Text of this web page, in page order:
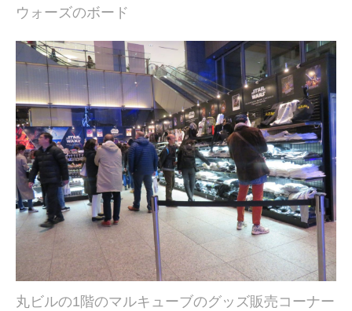
ウォーズのボード
丸ビルの1階のマルキューブのグッズ販売コーナー